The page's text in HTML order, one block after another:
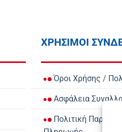
ΧΡΗΣΙΜΟΙ
Όροι Χρήσης /
Ασφάλεια
Πολιτική